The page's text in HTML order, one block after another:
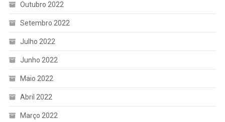
Outubro 2022
Setembro 2022
Julho 2022
Junho 2022
Maio 2022
Abril 2022
Março 2022